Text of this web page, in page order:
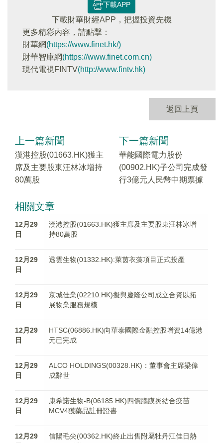
下載APP
下載財華財經APP，把握投資先機
更多精彩内容，請點擊：
財華網(https://www.finet.hk/)
財華智庫網(https://www.finet.com.cn)
現代電視FINTV(http://www.fintv.hk)
返回上頁
上一篇新聞
漢港控股(01663.HK)獲主
席及主要股東汪林冰增持
80萬股
下一篇新聞
華能國際電力股份
(00902.HK)子公司完成發
行3億元人民幣中期票據
相關文章
12月29
日
漢港控股(01663.HK)獲主席及主要股東汪林冰增
持80萬股
12月29
日
透雲生物(01332.HK):萊茵衣藻項目正式投產
12月29
日
京城佳業(02210.HK)擬與慶隆公司成立合資以拓
展物業服務規模
12月29
日
HTSC(06886.HK)向華泰國際金融控股增資14億港
元已完成
12月29
日
ALCO HOLDINGS(00328.HK)：董事會主席梁偉
成辭世
12月29
日
康希諾生物-B(06185.HK)四價腦膜炎結合疫苗
MCV4獲藥品註冊證書
12月29
信陽毛尖(00362.HK)終止出售附屬牡丹江佳日熱